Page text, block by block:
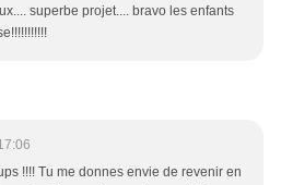
superbe projet.... bravo les enfants
!!!! Tu me donnes envie de revenir en